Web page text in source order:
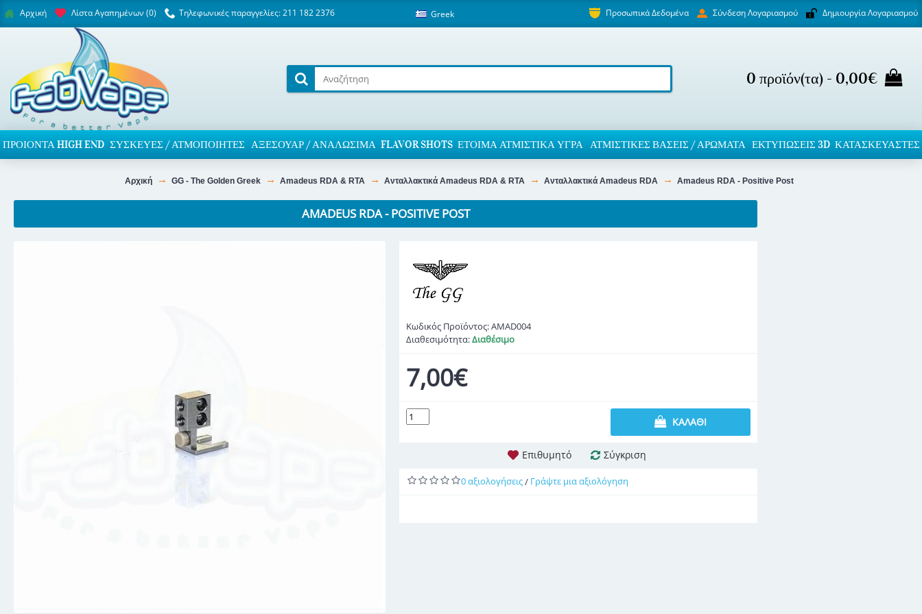
Αρχική Λίστα Αγαπημένων (0) Τηλεφωνικές παραγγελίες: 211 182 2376 Greek Προσωπικά Δεδομένα Σύνδεση Λογαριασμού Δημιουργία Λογαριασμού
0 προϊόν(τα) - 0,00€
ΠΡΟΙΌΝΤΑ HIGH END ΣΥΣΚΕΥΈΣ / ΑΤΜΟΠΟΙΗΤΈΣ ΑΞΕΣΟΥΆΡ / ΑΝΑΛΏΣΙΜΑ FLAVOR SHOTS ΈΤΟΙΜΑ ΑΤΜΙΣΤΙΚΆ ΥΓΡΆ ΑΤΜΙΣΤΙΚΈΣ ΒΆΣΕΙΣ / ΑΡΏΜΑΤΑ ΕΚΤΥΠΏΣΕΙΣ 3D ΚΑΤΑΣΚΕΥΑΣΤΕΣ
Αρχική GG - The Golden Greek Amadeus RDA & RTA Ανταλλακτικά Amadeus RDA & RTA Ανταλλακτικά Amadeus RDA Amadeus RDA - Positive Post
AMADEUS RDA - POSITIVE POST
Κωδικός Προϊόντος:AMAD004
Διαθεσιμότητα:Διαθέσιμο
7,00€
ΚΑΛΆΘΙ
Επιθυμητό Σύγκριση
0 αξιολογήσεις/ Γράψτε μια αξιολόγηση